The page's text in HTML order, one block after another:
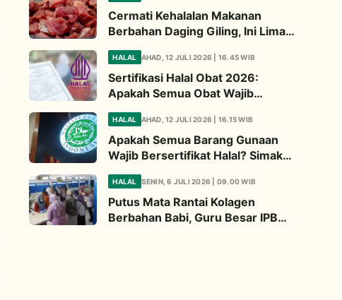
Cermati Kehalalan Makanan
Berbahan Daging Giling, Ini Lima
Diperhatikan
HALAL AHAD, 12 JULI 2026 | 16.45 WIB
Sertifikasi Halal Obat 2026:
Apakah Semua Obat Wajib
Penjelasannya
HALAL AHAD, 12 JULI 2026 | 16.15 WIB
Apakah Semua Barang Gunaan
Wajib Bersertifikat Halal? Simak
HALAL SENIN, 6 JULI 2026 | 09.00 WIB
Putus Mata Rantai Kolagen
Berbahan Babi, Guru Besar IPB